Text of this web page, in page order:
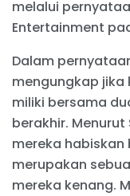
melalui
Entertainment
Dalam
mengungkap jika
miliki bersama
berakhir.
mereka habiskan
merupakan
mereka kenang.